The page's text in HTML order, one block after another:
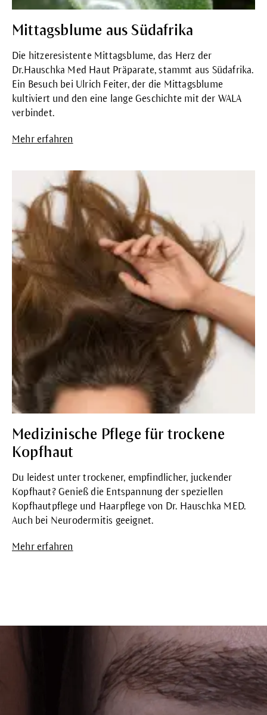
Mittagsblume aus Südafrika
Die hitzeresistente Mittagsblume, das Herz der
Dr.Hauschka Med Haut Präparate, stammt aus Südafrika.
Ein Besuch bei Ulrich Feiter, der die Mittagsblume
kultiviert und den eine lange Geschichte mit der WALA
verbindet.
Mehr erfahren
Medizinische Pflege für trockene
Kopfhaut
Du leidest unter trockener, empfindlicher, juckender
Kopfhaut? Genieß die Entspannung der speziellen
Kopfhautpflege und Haarpflege von Dr. Hauschka MED.
Auch bei Neurodermitis geeignet.
Mehr erfahren